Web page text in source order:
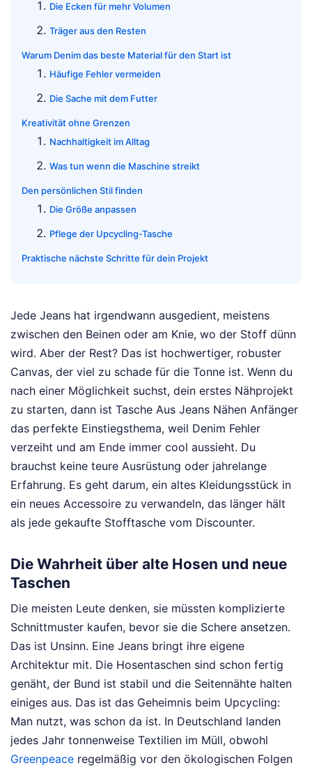
Die Ecken für mehr Volumen
Träger aus den Resten
Warum Denim das beste Material für den Start ist
Häufige Fehler vermeiden
Die Sache mit dem Futter
Kreativität ohne Grenzen
Nachhaltigkeit im Alltag
Was tun wenn die Maschine streikt
Den persönlichen Stil finden
Die Größe anpassen
Pflege der Upcycling-Tasche
Praktische nächste Schritte für dein Projekt
Jede Jeans hat irgendwann ausgedient, meistens
zwischen den Beinen oder am Knie, wo der Stoff dünn
wird. Aber der Rest? Das ist hochwertiger, robuster
Canvas, der viel zu schade für die Tonne ist. Wenn du
nach einer Möglichkeit suchst, dein erstes Nähprojekt
zu starten, dann ist Tasche Aus Jeans Nähen Anfänger
das perfekte Einstiegsthema, weil Denim Fehler
verzeiht und am Ende immer cool aussieht. Du
brauchst keine teure Ausrüstung oder jahrelange
Erfahrung. Es geht darum, ein altes Kleidungsstück in
ein neues Accessoire zu verwandeln, das länger hält
als jede gekaufte Stofftasche vom Discounter.
Die Wahrheit über alte Hosen und neue
Taschen
Die meisten Leute denken, sie müssten komplizierte
Schnittmuster kaufen, bevor sie die Schere ansetzen.
Das ist Unsinn. Eine Jeans bringt ihre eigene
Architektur mit. Die Hosentaschen sind schon fertig
genäht, der Bund ist stabil und die Seitennähte halten
einiges aus. Das ist das Geheimnis beim Upcycling:
Man nutzt, was schon da ist. In Deutschland landen
jedes Jahr tonnenweise Textilien im Müll, obwohl
Greenpeace regelmäßig vor den ökologischen Folgen